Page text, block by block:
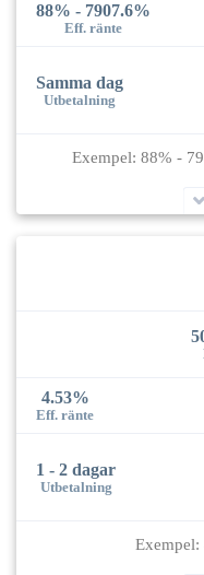
88% - 7907.6%
Eff. ränte
Samma dag
Utbetalning
Exempel: 88% -
4.53%
Eff. ränte
1 - 2 dagar
Utbetalning
Exempel: